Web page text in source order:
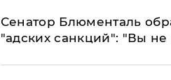
Сенатор Блюменталь
"адских санкций": "Вы